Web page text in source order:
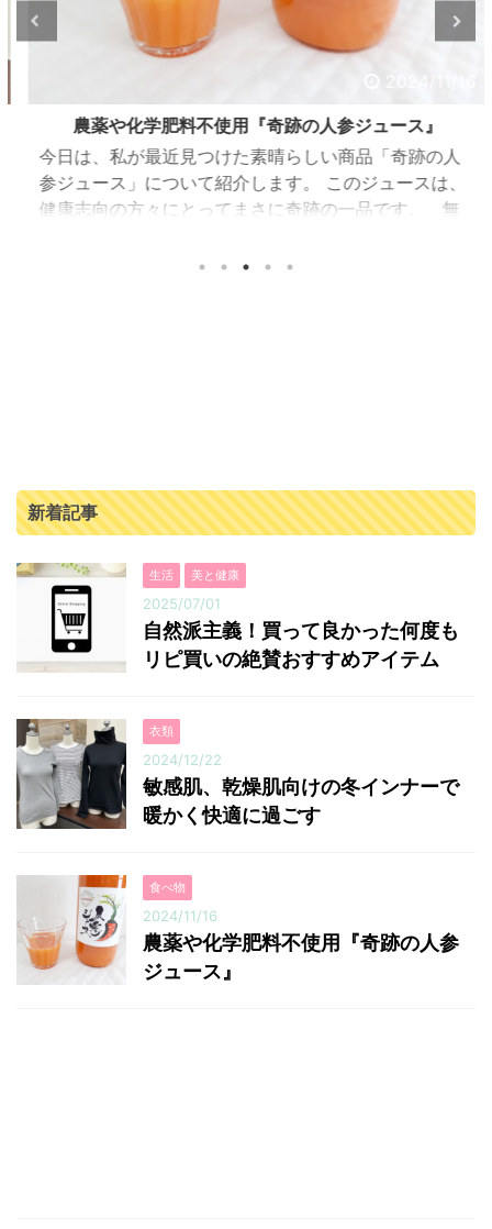
2024/11/16
農薬や化学肥料不使用『奇跡の人参ジュース』
今日は、私が最近見つけた素晴らしい商品「奇跡の人
参ジュース」について紹介します。 このジュースは、
健康志向の方々にとってまさに奇跡の一品です。 無
「奇跡の人参ジュース」は、出入口崇仁農園で育てら
新着記事
生活 美と健康
2025/07/01
自然派主義！買って良かった何度も
リピ買いの絶賛おすすめアイテム
衣類
2024/12/22
敏感肌、乾燥肌向けの冬インナーで
暖かく快適に過ごす
食べ物
2024/11/16
農薬や化学肥料不使用『奇跡の人参
ジュース』